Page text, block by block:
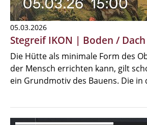
05.03.2026
Stegreif IKON | Boden / Dach
Die Hütte als minimale Form des
der Mensch errichten kann, gilt
ein Grundmotiv des Bauens. Die in